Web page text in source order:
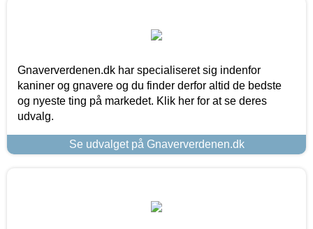
Gnaververdenen.dk har specialiseret sig indenfor
kaniner og gnavere og du finder derfor altid de bedste
og nyeste ting på markedet. Klik her for at se deres
udvalg.
Se udvalget på Gnaververdenen.dk